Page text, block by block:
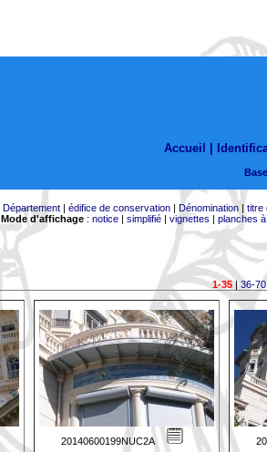
Accueil |
Département| édifice de conservation| Dénomination| titre
Mode d'affichage: notice| simplifié| vignettes | planches
1-35|36-70
20140600199NUC2A